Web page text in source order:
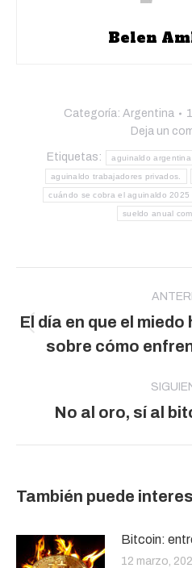
Belen
Categoría: Argentina
Deja un
Etiquetas: aguinaldo argentina
aguinaldo trabajadores privados.
cuándo se cobra el aguinaldo 2025
sueldo anual
publicaciones
El día en que el
sobre cómo
No al oro, sí al
También puede
Bitcoin:
12 marzo,